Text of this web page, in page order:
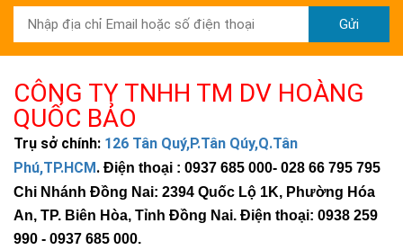
Gửi
CÔNG TY TNHH TM DV HOÀNG
QUỐC BẢO
Trụ sở chính: 126 Tân Quý,P.Tân Qúy,Q.Tân
Phú,TP.HCM. Điện thoại : 0937 685 000- 028 66 795 795
Chi Nhánh Đồng Nai: 2394 Quốc Lộ 1K, Phường Hóa
An, TP. Biên Hòa, Tỉnh Đồng Nai. Điện thoại: 0938 259
990 - 0937 685 000.